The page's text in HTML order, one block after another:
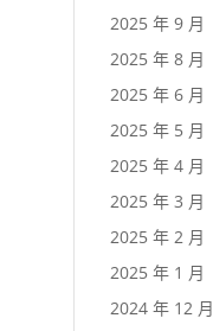
2025 年 9 月
2025 年 8 月
2025 年 6 月
2025 年 5 月
2025 年 4 月
2025 年 3 月
2025 年 2 月
2025 年 1 月
2024 年 12 月